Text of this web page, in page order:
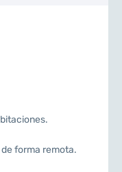
forma remota.